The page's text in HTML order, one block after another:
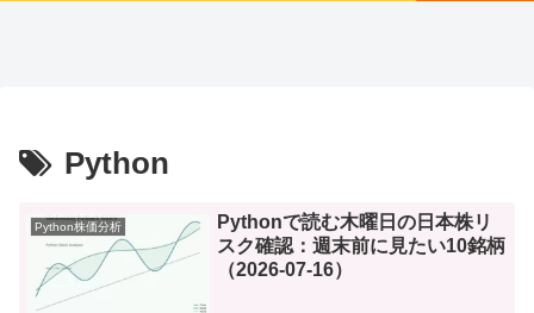
Python
Python株価分析
Pythonで読む木曜日の日本株リ
スク確認：週末前に見たい10銘柄
（2026-07-16）